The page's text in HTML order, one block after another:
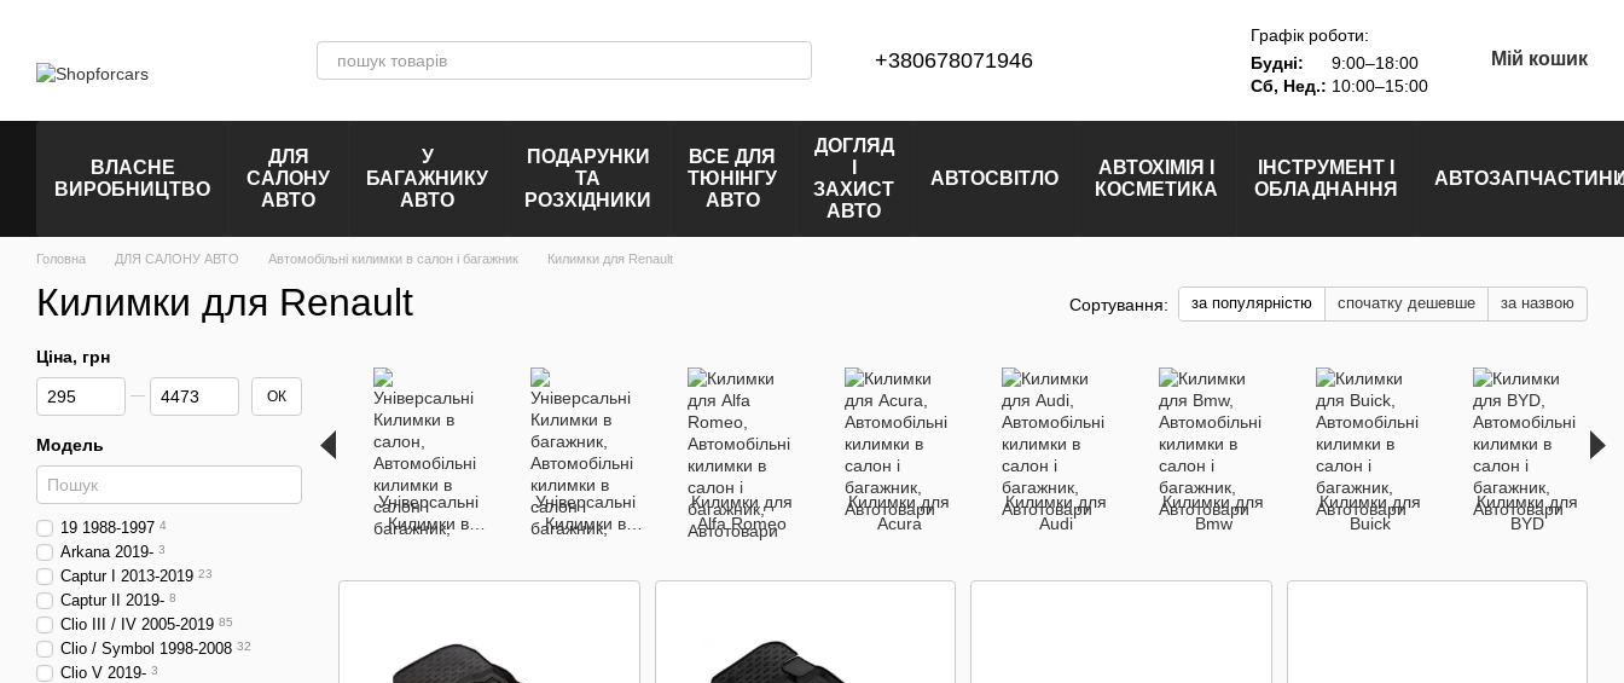
+380678071946
Графік роботи:
Будні:
9:00–18:00
Сб, Нед.: 10:00–15:00
Мій кошик
ВЛАСНЕ
ВИРОБНИЦТВО
ДЛЯ
САЛОНУ
АВТО
У
БАГАЖНИКУ
АВТО
ПОДАРУНКИ
ТА
РОЗХІДНИКИ
ВСЕ ДЛЯ
ТЮНІНГУ
АВТО
ДОГЛЯД
ЗАХИСТ
АВТО
АВТОСВІТЛО
АВТОХІМІЯ І
КОСМЕТИКА
ІНСТРУМЕНТ І
ОБЛАДНАННЯ
Головна ДЛЯ САЛОНУ АВТО Автомобільні килимки в салон і багажник Килимки для Renault
Килимки для Renault Сортування: за популярністю спочатку дешевше за назвою
Універсальні
Килимки в
Універсальні
Килимки в
Килимки для
Alfa Romeo
Килимки для
Acura
Килимки для
Audi
Килимки для
Bmw
Килимки для
Buick
Килимки для
BYD
Ціна, грн
Від Ціна, грн
До Ціна, грн ОК
Модель
19 1988-1997 4
Arkana 2019- 3
Captur I 2013-2019 23
Captur II 2019- 8
Clio III / IV 2005-2019 85
Clio / Symbol 1998-2008 32
Clio V 2019- 3